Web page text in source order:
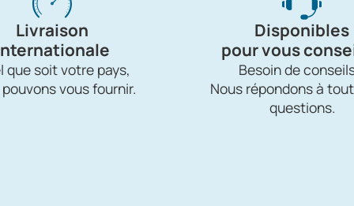
Livraison
que soit votre pays,
vous fournir.
Disponibles
pour vous
Besoin de
Nous répondons à
questions.